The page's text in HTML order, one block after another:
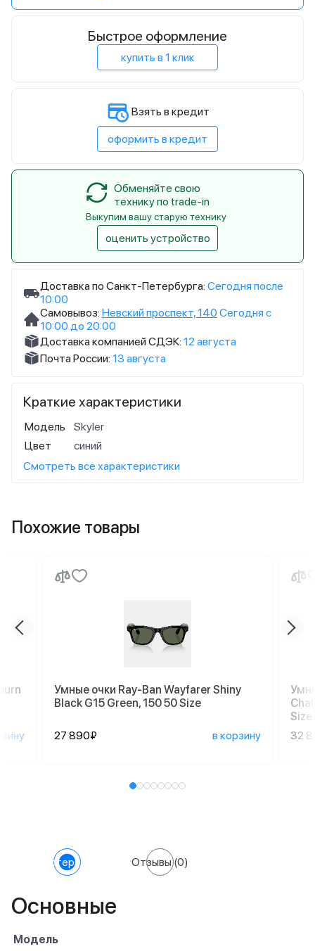
Доставка по Санкт-Петербурга: Сегодня после
10:00
Самовывоз: Невский проспект, 140 Сегодня с
10:00 до 20:00
Доставка компанией СДЭК: 12 августа
Почта России: 13 августа
Краткие характеристики
Модель
Skyler
Цвет
синий
Смотреть все характеристики
Быстрое оформление
купить в 1 клик
Взять в кредит
оформить в кредит
Обменяйте свою
технику по trade-in
Выкупим вашу старую технику
оценить устройство
Похожие товары
Умные очки Ray-Ban Wayfarer Shiny
Black G15 Green, 150 50 Size
27 890₽ в корзину
Size
32
Характеристики Отзывы(0)
Основные
Модель